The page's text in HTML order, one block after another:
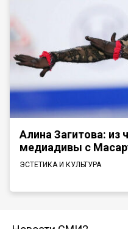
Алина Загитова: из
медиадивы с
ЭСТЕТИКА И КУЛЬТУРА